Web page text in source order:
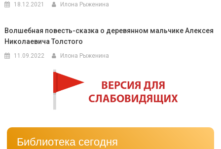
18.12.2021 Илона Рыженина
Волшебная повесть-сказка о деревянном мальчике Алексея
Николаевича Толстого
11.09.2022 Илона Рыженина
Библиотека сегодня